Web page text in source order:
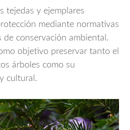
tejedas y ejemplares
mediante normativas
conservación ambiental.
objetivo preservar tanto el
árboles como su
cultural.